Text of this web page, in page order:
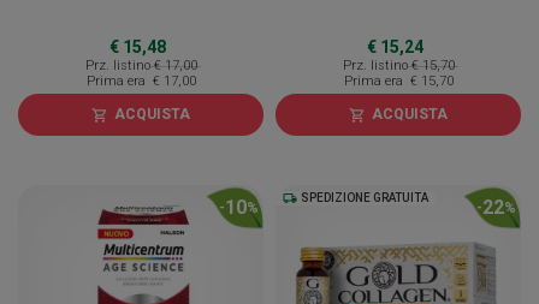
€ 15,48
Prz. listino € 17,00
Prima era € 17,00
shopping_cart ACQUISTA
€ 15,24
Prz. listino € 15,70
Prima era € 15,70
shopping_cart ACQUISTA
-10%
local_shipping SPEDIZIONE GRATUITA
-22%